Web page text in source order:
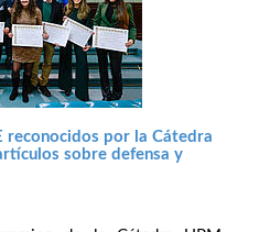
reconocidos por la Cátedra
sobre defensa y